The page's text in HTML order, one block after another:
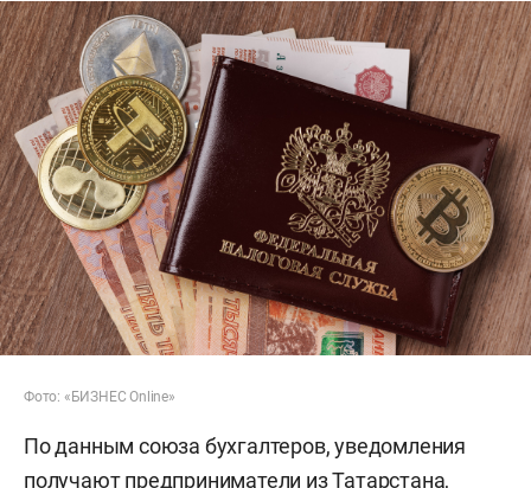
Фото: «БИЗНЕС Online»
По данным союза бухгалтеров, уведомления
получают предприниматели из Татарстана,